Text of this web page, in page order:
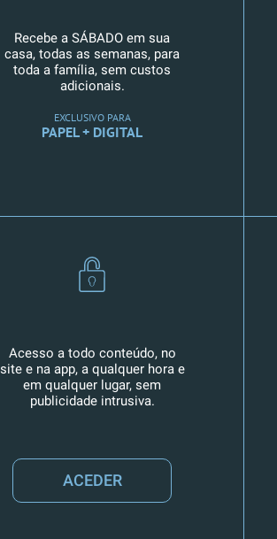
Recebe a SÁBADO em sua
casa, todas as semanas, para
toda a família, sem custos
adicionais.
EXCLUSIVO PARA
PAPEL + DIGITAL
Acesso a todo conteúdo, no
site e na app, a qualquer hora e
em qualquer lugar, sem
publicidade intrusiva.
ACEDER